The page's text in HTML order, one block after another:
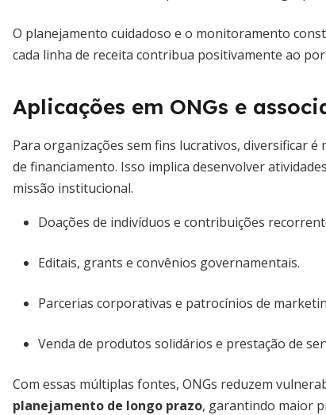
O planejamento cuidadoso e o monitoramento
cada linha de receita contribua positivamente ao
Aplicações em ONGs e
Para organizações sem fins lucrativos, diversificar
de financiamento. Isso implica desenvolver
missão institucional.
Doações de indivíduos e contribuições
Editais, grants e convênios governamentais.
Parcerias corporativas e patrocínios de
Venda de produtos solidários e prestação de
Com essas múltiplas fontes, ONGs reduzem
planejamento de longo prazo, garantindo maior